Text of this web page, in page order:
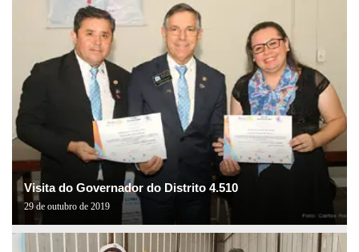
Visita do Governador do Distrito 4.510
29 de outubro de 2019